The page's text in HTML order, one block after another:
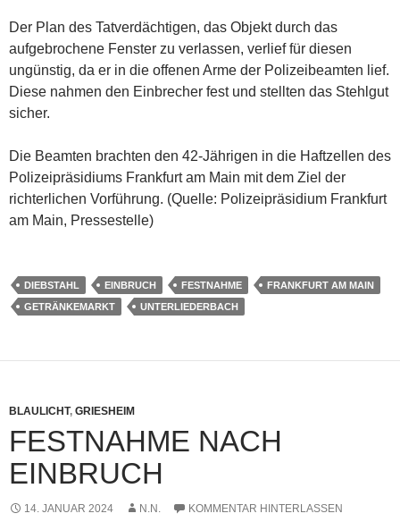
Der Plan des Tatverdächtigen, das Objekt durch das
aufgebrochene Fenster zu verlassen, verlief für diesen
ungünstig, da er in die offenen Arme der Polizeibeamten lief.
Diese nahmen den Einbrecher fest und stellten das Stehlgut
sicher.
Die Beamten brachten den 42-Jährigen in die Haftzellen des
Polizeipräsidiums Frankfurt am Main mit dem Ziel der
richterlichen Vorführung. (Quelle: Polizeipräsidium Frankfurt
am Main, Pressestelle)
DIEBSTAHL EINBRUCH FESTNAHME
FRANKFURT AM MAIN
GETRÄNKEMARKT
UNTERLIEDERBACH
BLAULICHT, GRIESHEIM
FESTNAHME NACH
EINBRUCH
14. JANUAR 2024 N.N. KOMMENTAR HINTERLASSEN